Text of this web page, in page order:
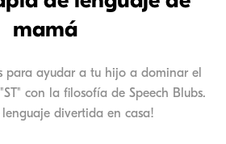
mamá
para ayudar a tu hijo a dominar el
con la filosofía de Speech Blubs.
lenguaje divertida en casa!